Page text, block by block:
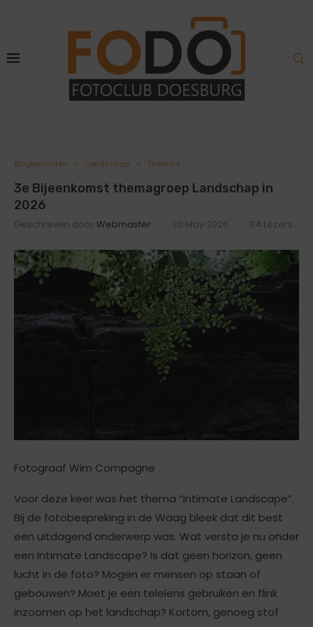
Blogberichten Landschap Thema's
3e Bijeenkomst themagroep Landschap in
2026
Geschreven door Webmaster 30 May 2026 114 Lezers
Fotograaf Wim Compagne
Voor deze keer was het thema “Intimate Landscape”.
Bij de fotobespreking in de Waag bleek dat dit best
een uitdagend onderwerp was. Wat versta je nu onder
een Intimate Landscape? Is dat geen horizon, geen
lucht in de foto? Mogen er mensen op staan of
gebouwen? Moet je een telelens gebruiken en flink
inzoomen op het landschap? Kortom, genoeg stof